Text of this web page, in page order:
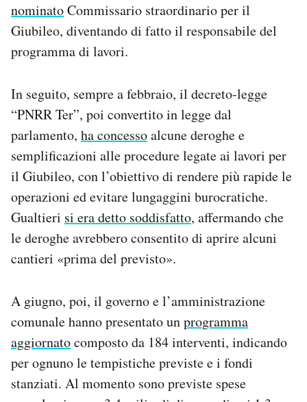
nominatoCommissario straordinario per il
Giubileo, diventando di fatto il responsabile del
programma di lavori.
In seguito, sempre a febbraio, il decreto-legge
“PNRR Ter”, poi convertito in legge dal
parlamento, ha concessoalcune deroghe e
semplificazioni alle procedure legate ai lavori per
il Giubileo, con l’obiettivo di rendere più rapide le
operazioni ed evitare lungaggini burocratiche.
Gualtieri si era detto soddisfatto, affermando che
le deroghe avrebbero consentito di aprire alcuni
cantieri «prima del previsto».
A giugno, poi, il governo e l’amministrazione
comunale hanno presentato unprogramma
aggiornatocomposto da 184 interventi, indicando
per ognuno le tempistiche previste e i fondi
stanziati. Al momento sono previste spese